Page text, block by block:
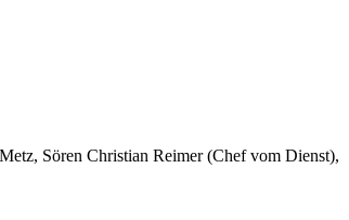
Sören Christian Reimer (Chef vom Dienst),